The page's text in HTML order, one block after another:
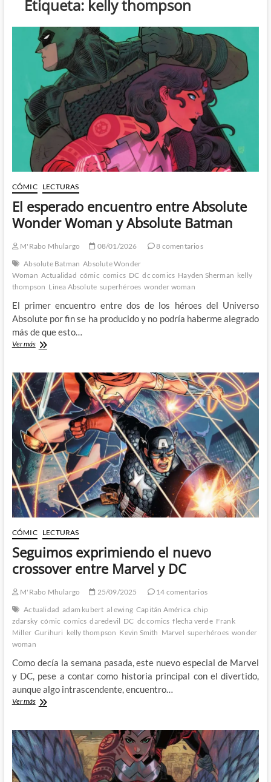
Etiqueta: kelly thompson
CÓMIC LECTURAS
El esperado encuentro entre Absolute
Wonder Woman y Absolute Batman
M'Rabo Mhulargo 08/01/2026
8 comentarios
Absolute Batman Absolute Wonder
Woman Actualidad cómic comics DC dc comics Hayden Sherman kelly
thompson Linea Absolute superhéroes wonder woman
El primer encuentro entre dos de los héroes del Universo
Absolute por fin se ha producido y no podría haberme alegrado
más de que esto…
Ver másEl
entre
Absolute
Wonder
Woman
y
Absolute
Batman
CÓMIC LECTURAS
Seguimos exprimiendo el nuevo
crossover entre Marvel y DC
M'Rabo Mhulargo 25/09/2025
14 comentarios
Actualidad adam kubert al ewing Capitán América chip
zdarsky cómic comics daredevil DC dc comics flecha verde Frank
Miller Gurihuri kelly thompson Kevin Smith Marvel superhéroes wonder
woman
Como decía la semana pasada, este nuevo especial de Marvel
y DC, pese a contar como historia principal con el divertido,
aunque algo intrascendente, encuentro…
Ver másSeguimos
nuevo
crossover
entre
Marvel
y